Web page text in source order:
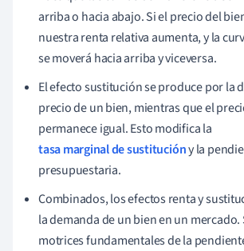
arriba o hacia abajo. Si el precio del
nuestra renta relativa aumenta, y la
se moverá hacia arriba y viceversa.
El efecto sustitución se produce por la
precio de un bien, mientras que el
permanece igual. Esto modifica la
tasa marginal de sustitucióny la
presupuestaria.
Combinados, los efectos renta y
la demanda de un bien en un mercado.
motrices fundamentales de la